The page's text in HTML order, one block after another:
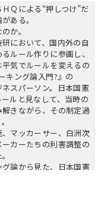
Ｑによる“押しつけ”だ
ある。
か。
において、国内外の自
ルール作りに参画し、
平気でルールを変えるの
ング論入門?』の
スパーソン。日本国憲
ルと見なして、当時の
きながら、その制定過
マッカーサー、白洲次
カーたちの利害調整の
論から見た、日本国憲